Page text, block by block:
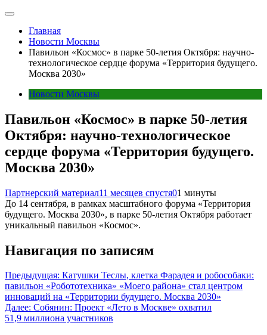
Главная
Новости Москвы
Павильон «Космос» в парке 50-летия Октября: научно-
технологическое сердце форума «Территория будущего.
Москва 2030»
Новости Москвы
Павильон «Космос» в парке 50-летия
Октября: научно-технологическое
сердце форума «Территория будущего.
Москва 2030»
Партнерский материал11 месяцев спустя01 минуты
До 14 сентября, в рамках масштабного форума «Территория
будущего. Москва 2030», в парке 50-летия Октября работает
уникальный павильон «Космос».
Навигация по записям
Предыдущая: Катушки Теслы, клетка Фарадея и робособаки:
павильон «Робототехника» «Моего района» стал центром
инноваций на «Территории будущего. Москва 2030»
Далее: Собянин: Проект «Лето в Москве» охватил
51,9 миллиона участников